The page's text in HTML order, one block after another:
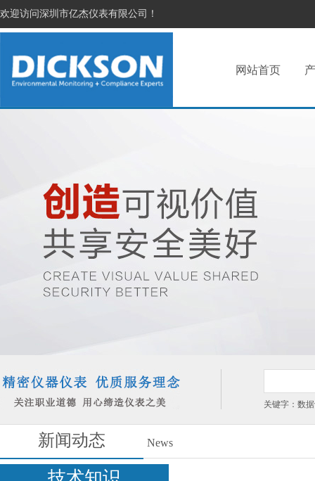
欢迎访问深圳市亿杰仪表有限公司！
网站首页
关键字：数
新闻动态 News